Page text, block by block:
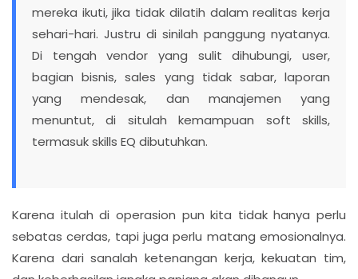
mereka ikuti, jika tidak dilatih dalam realitas kerja
sehari-hari. Justru di sinilah panggung nyatanya.
Di tengah vendor yang sulit dihubungi, user,
bagian bisnis, sales yang tidak sabar, laporan
yang mendesak, dan manajemen yang
menuntut, di situlah kemampuan soft skills,
termasuk skills EQ dibutuhkan.
Karena itulah di operasion pun kita tidak hanya perlu
sebatas cerdas, tapi juga perlu matang emosionalnya.
Karena dari sanalah ketenangan kerja, kekuatan tim,